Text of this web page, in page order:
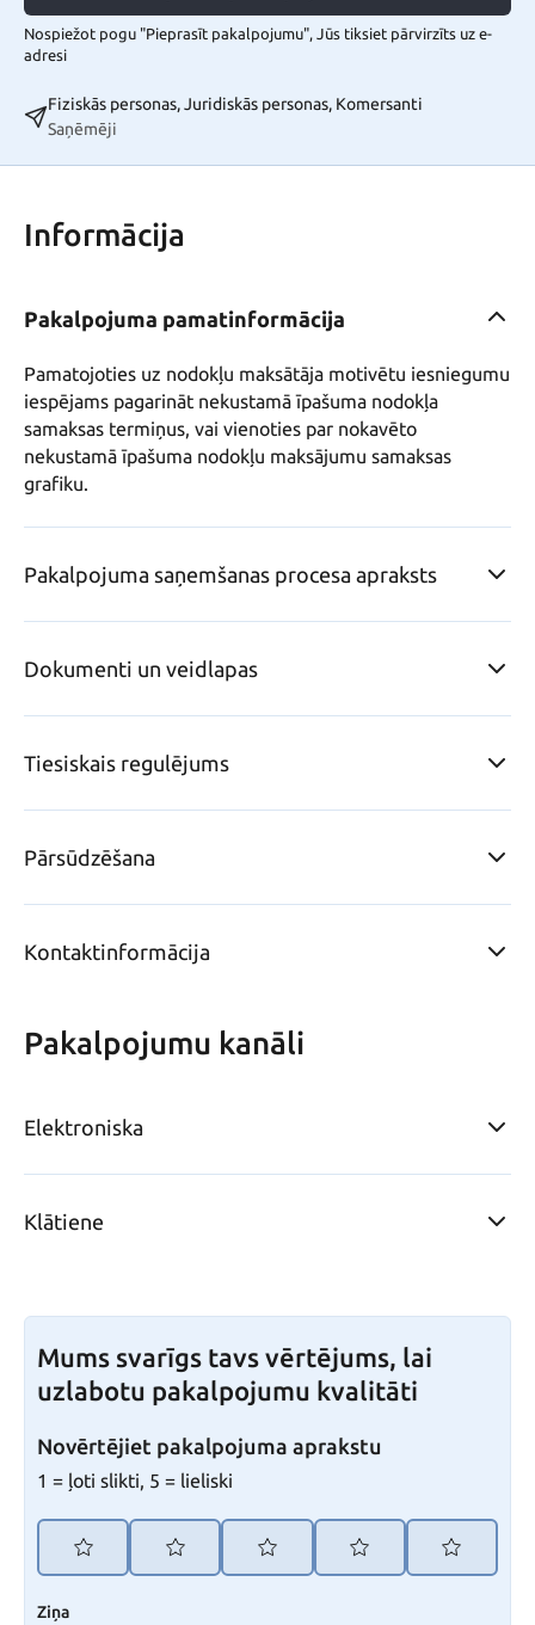
Nospiežot pogu "Pieprasīt pakalpojumu", Jūs tiksiet pārvirzīts uz e-
adresi
Fiziskās personas, Juridiskās personas, Komersanti
Saņēmēji
Informācija
Pakalpojuma pamatinformācija
Pamatojoties uz nodokļu maksātāja motivētu iesniegumu
iespējams pagarināt nekustamā īpašuma nodokļa
samaksas termiņus, vai vienoties par nokavēto
nekustamā īpašuma nodokļu maksājumu samaksas
grafiku.
Pakalpojuma saņemšanas procesa apraksts
Dokumenti un veidlapas
Tiesiskais regulējums
Pārsūdzēšana
Kontaktinformācija
Pakalpojumu kanāli
Elektroniska
Klātiene
Mums svarīgs tavs vērtējums, lai
uzlabotu pakalpojumu kvalitāti
Novērtējiet pakalpojuma aprakstu
1 = ļoti slikti, 5 = lieliski
Ziņa